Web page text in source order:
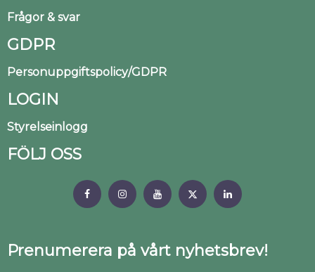
Frågor & svar
GDPR
Personuppgiftspolicy/GDPR
LOGIN
Styrelseinlogg
FÖLJ OSS
Prenumerera på vårt nyhetsbrev!